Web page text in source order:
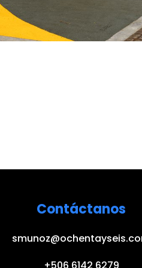
Contáctanos
+506 6142 6279